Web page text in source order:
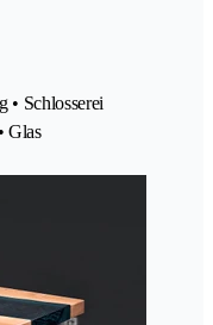
• Schlosserei
Glas